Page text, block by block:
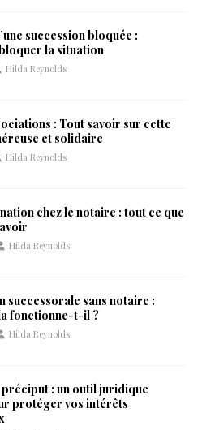
succession bloquée :
la situation
Hilda Reynolds
: Tout savoir sur cette
et solidaire
Hilda Reynolds
chez le notaire : tout ce que
Hilda Reynolds
successorale sans notaire :
fonctionne-t-il ?
Hilda Reynolds
préciput : un outil juridique
protéger vos intérêts